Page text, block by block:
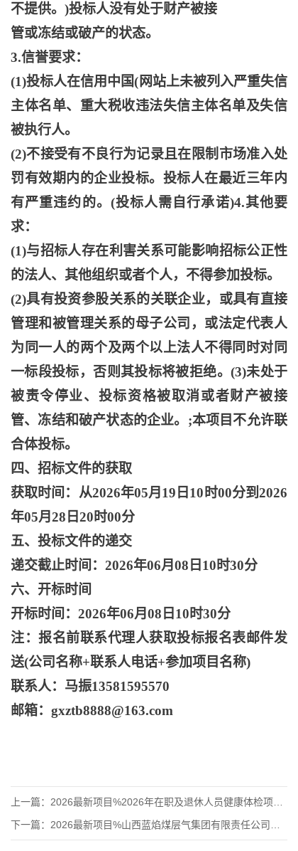
不提供。)投标人没有处于财产被接
管或冻结或破产的状态。
3.信誉要求：
(1)投标人在信用中国(网站上未被列入严重失信
主体名单、重大税收违法失信主体名单及失信
被执行人。
(2)不接受有不良行为记录且在限制市场准入处
罚有效期内的企业投标。投标人在最近三年内
有严重违约的。(投标人需自行承诺)4.其他要
求：
(1)与招标人存在利害关系可能影响招标公正性
的法人、其他组织或者个人，不得参加投标。
(2)具有投资参股关系的关联企业，或具有直接
管理和被管理关系的母子公司，或法定代表人
为同一人的两个及两个以上法人不得同时对同
一标段投标，否则其投标将被拒绝。(3)未处于
被责令停业、投标资格被取消或者财产被接
管、冻结和破产状态的企业。;本项目不允许联
合体投标。
四、招标文件的获取
获取时间：从2026年05月19日10时00分到2026
年05月28日20时00分
五、投标文件的递交
递交截止时间： 2026年06月08日10时30分
六、开标时间
开标时间： 2026年06月08日10时30分
注：报名前联系代理人获取投标报名表邮件发
送(公司名称+联系人电话+参加项目名称)
联系人：马振13581595570
邮箱： gxztb8888@163.com
上一篇： 2026最新项目%2026年在职及退休人员健康体检项目竞争性
下一篇： 2026最新项目%山西蓝焰煤层气集团有限责任公司和顺横岭、武